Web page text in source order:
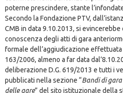
poterne prescindere, stante
Secondo la Fondazione PTV,
CMB in data 9.10.2013, si
conoscenza degli atti di gara
formale dell’aggiudicazione effettuata
163/2006, almeno a far data
deliberazione D.G. 619/2013 e tutti i
pubblicati nella sezione “Bandi di
delle gare” del sito istituzionale della